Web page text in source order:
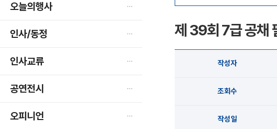
오늘의행사
인사/동정
인사교류
공연전시
오피니언
제 39회 7급 공채
작성자
조회수
작성일